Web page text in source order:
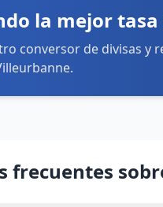
la mejor
conversor de divisas y
frecuentes